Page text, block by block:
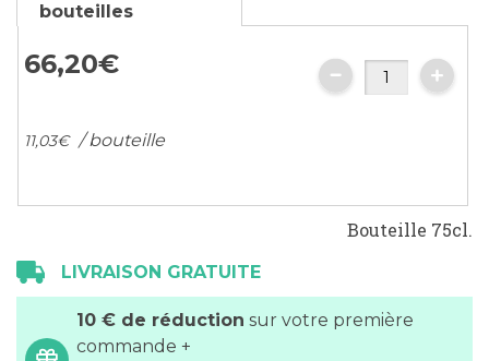
the
of
gallery
bouteilles
66,20€
11,03€ / bouteille
Bouteille 75cl.
LIVRAISON GRATUITE
10 € de réduction sur votre première
commande +